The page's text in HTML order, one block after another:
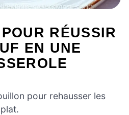
RÉUSSIR
EN UNE
pour rehausser les